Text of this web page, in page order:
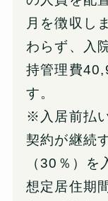
月を徴収し
わらず、入
持管理費
す。
※入居前払
契約が継続
（30％）を
想定居住期